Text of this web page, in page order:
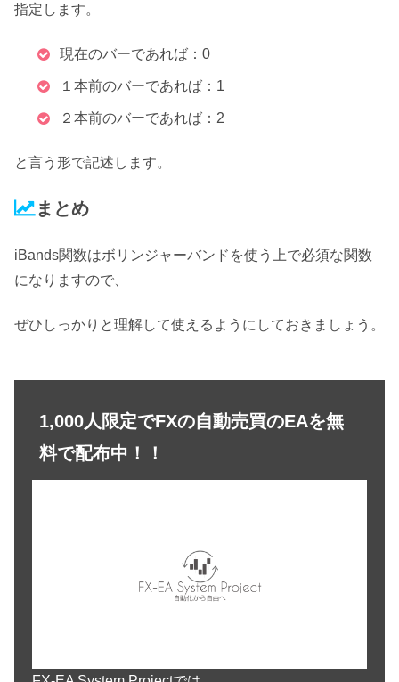
指定 します。
現在のバーであれば：0
１本前のバーであれば：1
２本前のバーであれば：2
と言う形で記述します。
まとめ
iBands関数はボリンジャーバンドを使う上で必須な関数
になりますので、
ぜひしっかりと理解して使えるようにしておきましょう。
1,000人限定でFXの自動売買のEAを無
料で配布中！！